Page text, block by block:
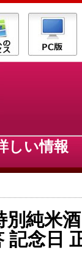
しい情
純米
記念